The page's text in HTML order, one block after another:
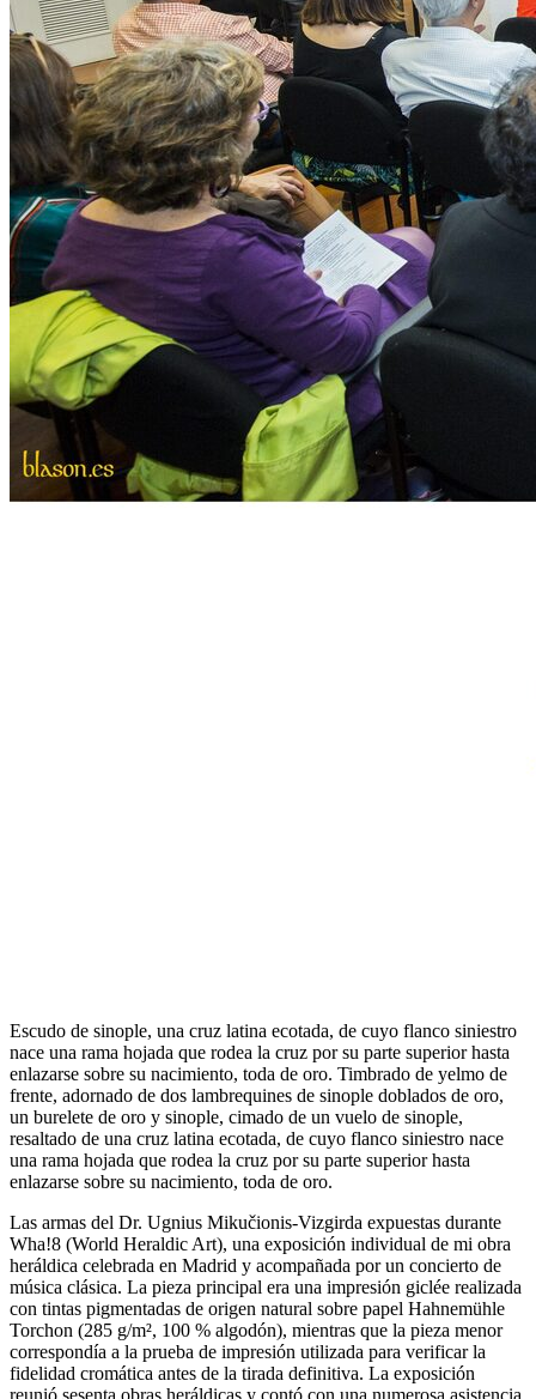
Escudo de sinople, una cruz latina ecotada, de cuyo flanco siniestro
nace una rama hojada que rodea la cruz por su parte superior hasta
enlazarse sobre su nacimiento, toda de oro. Timbrado de yelmo de
frente, adornado de dos lambrequines de sinople doblados de oro,
un burelete de oro y sinople, cimado de un vuelo de sinople,
resaltado de una cruz latina ecotada, de cuyo flanco siniestro nace
una rama hojada que rodea la cruz por su parte superior hasta
enlazarse sobre su nacimiento, toda de oro.
Las armas del Dr. Ugnius Mikučionis-Vizgirda expuestas durante
Wha!8 (World Heraldic Art), una exposición individual de mi obra
heráldica celebrada en Madrid y acompañada por un concierto de
música clásica. La pieza principal era una impresión giclée realizada
con tintas pigmentadas de origen natural sobre papel Hahnemühle
Torchon (285 g/m², 100 % algodón), mientras que la pieza menor
correspondía a la prueba de impresión utilizada para verificar la
fidelidad cromática antes de la tirada definitiva. La exposición